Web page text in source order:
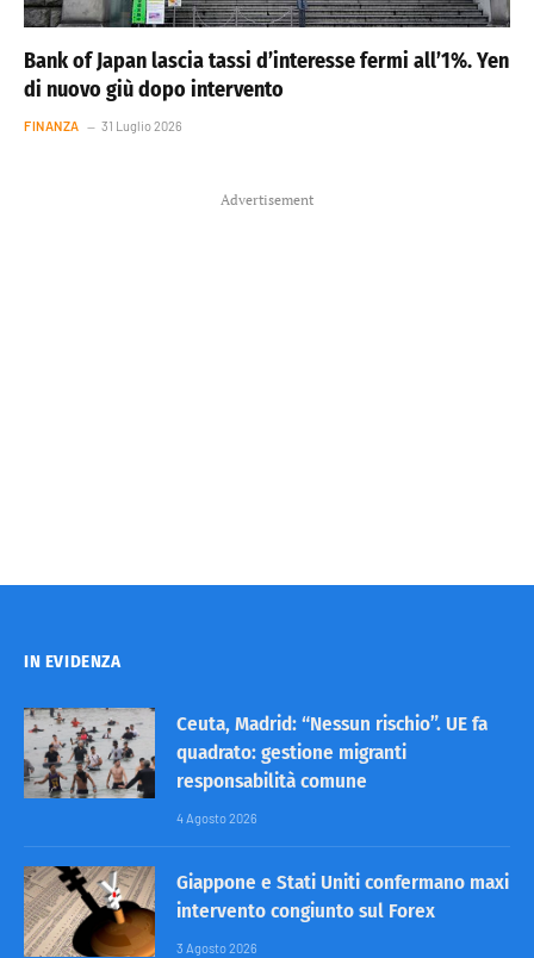
Bank of Japan lascia tassi d’interesse fermi all’1%. Yen
di nuovo giù dopo intervento
FINANZA 31 Luglio 2026
Advertisement
IN EVIDENZA
Ceuta, Madrid: “Nessun rischio”. UE fa
quadrato: gestione migranti
responsabilità comune
4 Agosto 2026
Giappone e Stati Uniti confermano maxi
intervento congiunto sul Forex
3 Agosto 2026